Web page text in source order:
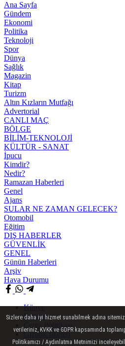
Ana Sayfa
Gündem
Ekonomi
Politika
Teknoloji
Spor
Dünya
Sağlık
Magazin
Kitap
Turizm
Altın Kızların Mutfağı
Advertorial
CANLI MAÇ
BÖLGE
BİLİM-TEKNOLOJİ
KÜLTÜR - SANAT
İpucu
Kimdir?
Nedir?
Ramazan Haberleri
Genel
Ajans
SULAR NE ZAMAN GELECEK?
Otomobil
Eğitim
DIŞ HABERLER
GÜVENLİK
GENEL
Günün Haberleri
Arşiv
Hava Durumu
Künye
İletişim
Gizlilik İlkeleri
Sizlere daha iyi hizmet sunabilmek adına
verileriniz, KVKK ve GDPR kapsamında
Politikamızı / Aydınlatma Metnimizi